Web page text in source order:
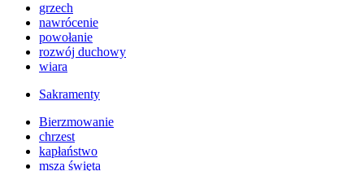
grzech
nawrócenie
powołanie
rozwój duchowy
wiara
Sakramenty
Bierzmowanie
chrzest
kapłaństwo
msza święta